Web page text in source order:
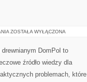
OGRÓD
DOMU
ZOSTAŁA WYŁĄCZONA
DomPol to
źródło wiedzy dla
problemach, które